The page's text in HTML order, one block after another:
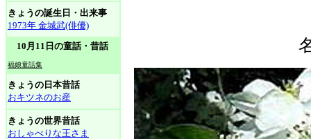
きょうの誕生日・出来事
1973年 金城武(俳優)
10月11日の童話・昔話
福娘童話集
きょうの日本昔話
おキツネのお産
きょうの世界昔話
おしゃべりな王さま